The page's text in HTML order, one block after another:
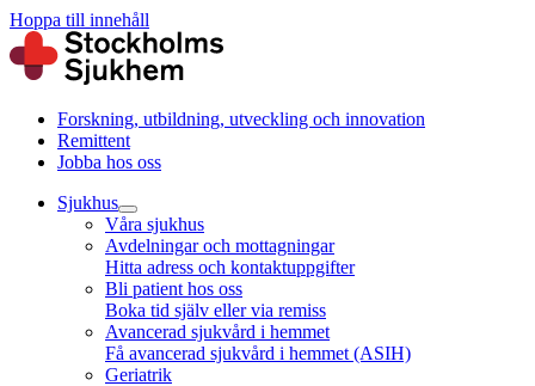
Hoppa till innehåll
Forskning, utbildning, utveckling och innovation
Remittent
Jobba hos oss
Sjukhus
Våra sjukhus
Avdelningar och mottagningar
Hitta adress och kontaktuppgifter
Bli patient hos oss
Boka tid själv eller via remiss
Avancerad sjukvård i hemmet
Få avancerad sjukvård i hemmet (ASIH)
Geriatrik